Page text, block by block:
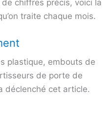
chiffres précis, voici la
traite chaque mois.
plastique, embouts de
de porte de
déclenché cet article.